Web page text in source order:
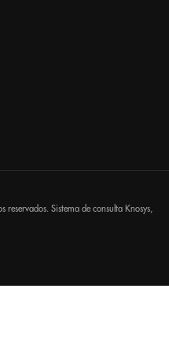
reservados. Sistema de consulta Knosys